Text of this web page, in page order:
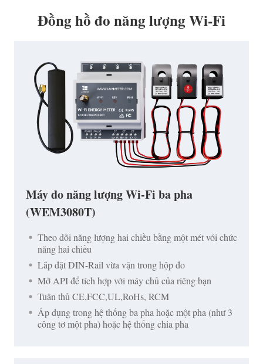
Đồng hồ đo năng lượng Wi-Fi
Máy đo năng lượng Wi-Fi ba pha
(WEM3080T)
Theo dõi năng lượng hai chiều bằng một mét với chức
năng hai chiều
Lắp đặt DIN-Rail vừa vặn trong hộp đo
Mở API để tích hợp với máy chủ của riêng bạn
Tuân thủ CE,FCC,UL,RoHs, RCM
Áp dụng trong hệ thống ba pha hoặc một pha (như 3
công tơ một pha) hoặc hệ thống chia pha